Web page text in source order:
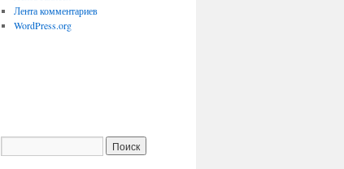
Лента комментариев
WordPress.org